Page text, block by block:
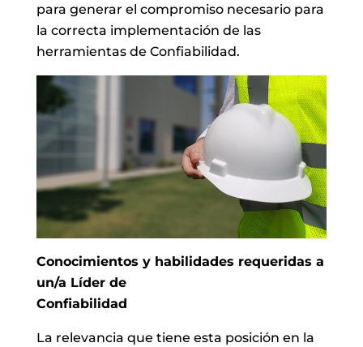
para generar el compromiso necesario para
la correcta implementación de las
herramientas de Confiabilidad.
Conocimientos y habilidades requeridas a
un/a Líder de
Confiabilidad
La relevancia que tiene esta posición en la